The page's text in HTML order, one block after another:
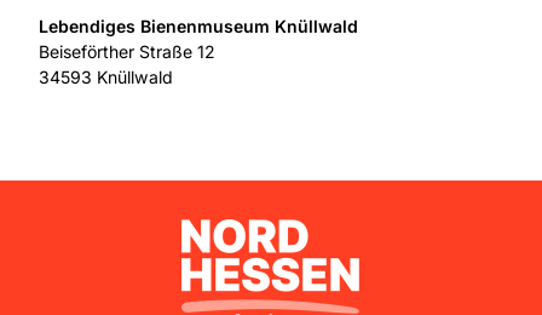
Lebendiges Bienenmuseum Knüllwald
Beiseförther Straße 12
34593 Knüllwald